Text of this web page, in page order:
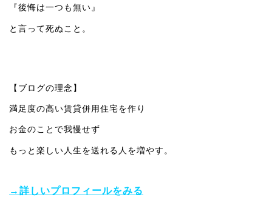
『後悔は一つも無い』
と言って死ぬこと。
【ブログの理念】
満足度の高い賃貸併用住宅を作り
お金のことで我慢せず
もっと楽しい人生を送れる人を増やす。
→詳しいプロフィールをみる